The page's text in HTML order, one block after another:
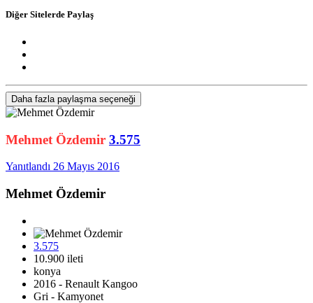
Diğer Sitelerde Paylaş
Daha fazla paylaşma seçeneği
Mehmet Özdemir 3.575
Yanıtlandı 26 Mayıs 2016
Mehmet Özdemir
3.575
10.900 ileti
konya
2016 - Renault Kangoo
Gri - Kamyonet